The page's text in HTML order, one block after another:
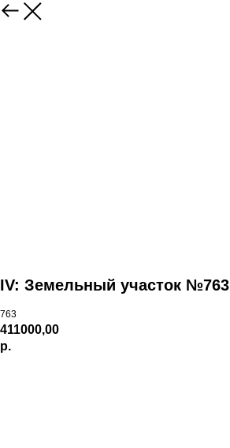
IV: Земельный участок №763
763
411000,00
р.